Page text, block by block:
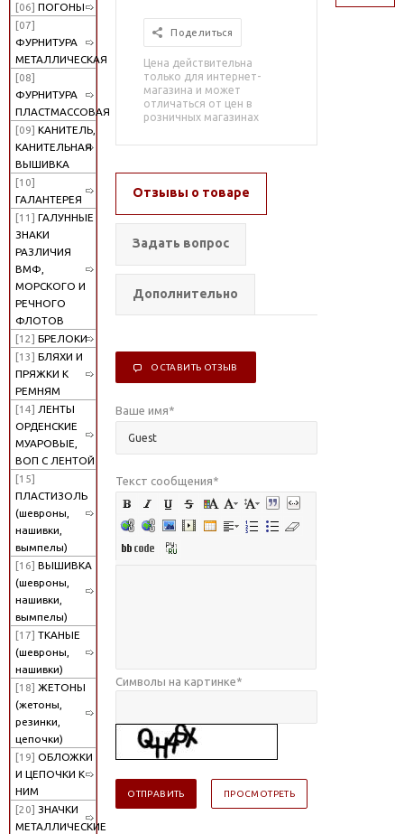
[06] ПОГОНЫ
[07]
ФУРНИТУРА
МЕТАЛЛИЧЕСКАЯ
[08]
ФУРНИТУРА
ПЛАСТМАССОВАЯ
[09] КАНИТЕЛЬ,
КАНИТЕЛЬНАЯ
ВЫШИВКА
[10]
ГАЛАНТЕРЕЯ
[11] ГАЛУННЫЕ
ЗНАКИ
РАЗЛИЧИЯ
ВМФ,
МОРСКОГО И
РЕЧНОГО
ФЛОТОВ
[12] БРЕЛОКИ
[13] БЛЯХИ И
ПРЯЖКИ К
РЕМНЯМ
[14] ЛЕНТЫ
ОРДЕНСКИЕ
МУАРОВЫЕ,
ВОП С ЛЕНТОЙ
[15]
ПЛАСТИЗОЛЬ
(шевроны,
нашивки,
вымпелы)
[16] ВЫШИВКА
(шевроны,
нашивки,
вымпелы)
[17] ТКАНЫЕ
(шевроны,
нашивки)
[18] ЖЕТОНЫ
(жетоны,
резинки,
цепочки)
[19] ОБЛОЖКИ
И ЦЕПОЧКИ К
НИМ
[20] ЗНАЧКИ
МЕТАЛЛИЧЕСКИЕ
Поделиться
Цена действительна
только для интернет-
магазина и может
отличаться от цен в
розничных магазинах
Отзывы о товаре
Задать вопрос
Дополнительно
ОСТАВИТЬ ОТЗЫВ
Ваше имя*
Текст сообщения*
Символы на картинке*